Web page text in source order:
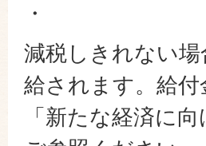
・
減税しきれない
給されます。給
「新たな経済に